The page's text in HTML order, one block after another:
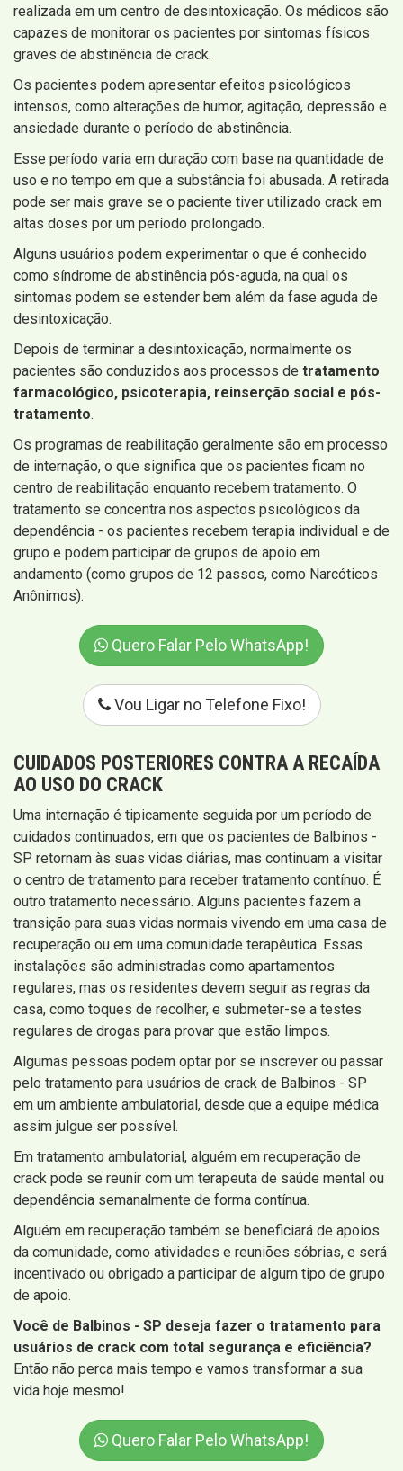
realizada em um centro de desintoxicação. Os médicos são
capazes de monitorar os pacientes por sintomas físicos
graves de abstinência de crack.
Os pacientes podem apresentar efeitos psicológicos
intensos, como alterações de humor, agitação, depressão e
ansiedade durante o período de abstinência.
Esse período varia em duração com base na quantidade de
uso e no tempo em que a substância foi abusada. A retirada
pode ser mais grave se o paciente tiver utilizado crack em
altas doses por um período prolongado.
Alguns usuários podem experimentar o que é conhecido
como síndrome de abstinência pós-aguda, na qual os
sintomas podem se estender bem além da fase aguda de
desintoxicação.
Depois de terminar a desintoxicação, normalmente os
pacientes são conduzidos aos processos de tratamento
farmacológico, psicoterapia, reinserção social e pós-
tratamento.
Os programas de reabilitação geralmente são em processo
de internação, o que significa que os pacientes ficam no
centro de reabilitação enquanto recebem tratamento. O
tratamento se concentra nos aspectos psicológicos da
dependência - os pacientes recebem terapia individual e de
grupo e podem participar de grupos de apoio em
andamento (como grupos de 12 passos, como Narcóticos
Anônimos).
Quero Falar Pelo WhatsApp!
Vou Ligar no Telefone Fixo!
CUIDADOS POSTERIORES CONTRA A RECAÍDA
AO USO DO CRACK
Uma internação é tipicamente seguida por um período de
cuidados continuados, em que os pacientes de Balbinos -
SP retornam às suas vidas diárias, mas continuam a visitar
o centro de tratamento para receber tratamento contínuo. É
outro tratamento necessário. Alguns pacientes fazem a
transição para suas vidas normais vivendo em uma casa de
recuperação ou em uma comunidade terapêutica. Essas
instalações são administradas como apartamentos
regulares, mas os residentes devem seguir as regras da
casa, como toques de recolher, e submeter-se a testes
regulares de drogas para provar que estão limpos.
Algumas pessoas podem optar por se inscrever ou passar
pelo tratamento para usuários de crack de Balbinos - SP
em um ambiente ambulatorial, desde que a equipe médica
assim julgue ser possível.
Em tratamento ambulatorial, alguém em recuperação de
crack pode se reunir com um terapeuta de saúde mental ou
dependência semanalmente de forma contínua.
Alguém em recuperação também se beneficiará de apoios
da comunidade, como atividades e reuniões sóbrias, e será
incentivado ou obrigado a participar de algum tipo de grupo
de apoio.
Você de Balbinos - SP deseja fazer o tratamento para
usuários de crack com total segurança e eficiência?
Então não perca mais tempo e vamos transformar a sua
vida hoje mesmo!
Quero Falar Pelo WhatsApp!